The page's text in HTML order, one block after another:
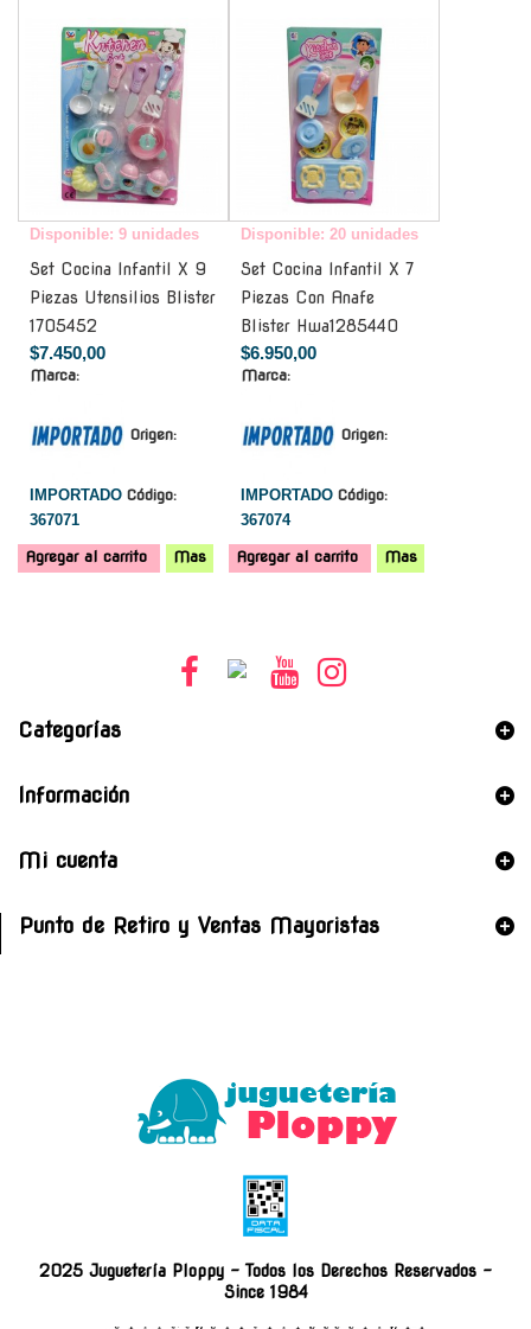
Disponible: 9 unidades
Set Cocina Infantil X 9
Piezas Utensilios Blister
1705452
$7.450,00
Marca:
Origen:
IMPORTADO Código:
367071
Agregar al carrito Mas
Disponible: 20 unidades
Set Cocina Infantil X 7
Piezas Con Anafe
Blister Hwa1285440
$6.950,00
Marca:
Origen:
IMPORTADO Código:
367074
Agregar al carrito Mas
Categorías
Información
Mi cuenta
Punto de Retiro y Ventas Mayoristas
2025 Juguetería Ploppy - Todos los Derechos Reservados -
Since 1984